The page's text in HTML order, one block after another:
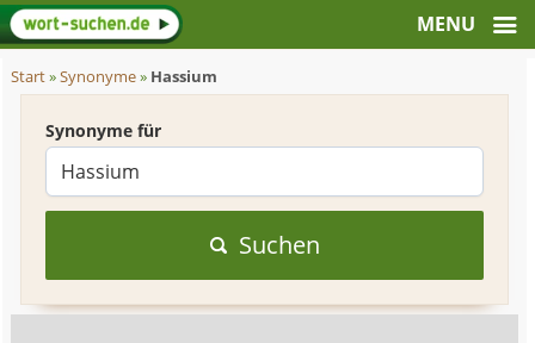
Start»Synonyme» Hassium
Synonyme für
Suchen